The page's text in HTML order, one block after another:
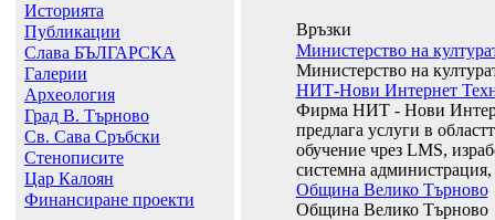
Историята
Публикации
Слава БЪЛГАРСКА
Галерии
Археология
Град В. Търново
Св. Сава Сръбски
Стенописите
Цар Калоян
Финансиране проекти
Връзки
Министерство на
Министерство на
НИТ-Нови Интернет
Фирма НИТ - Нови
предлага услуги в
обучение чрез LMS,
системна
Община Велико Търново
Община Велико Търново